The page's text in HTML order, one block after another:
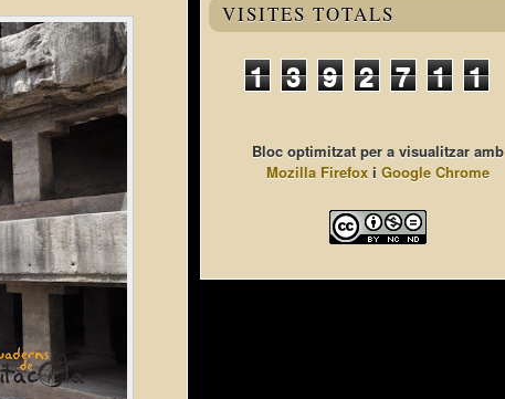
VISITES TOTALS
1 3 9 2 7 1 1
Bloc optimitzat per a visualitzar amb
Mozilla Firefox i Google Chrome